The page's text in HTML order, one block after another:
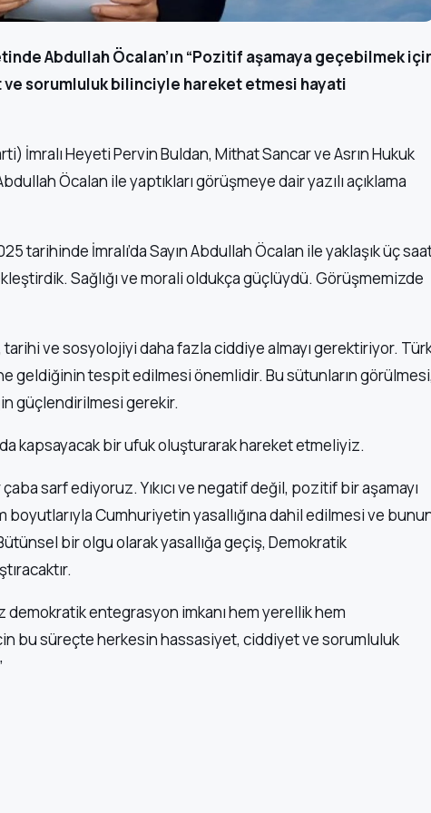
Abdullah Öcalan’ın “Pozitif aşamaya geçebilmek
sorumluluk bilinciyle hareket etmesi hayati
İmralı Heyeti Pervin Buldan, Mithat Sancar ve Asrın Hukuk
Öcalan ile yaptıkları görüşmeye dair yazılı açıklama
tarihinde İmralı’da Sayın Abdullah Öcalan ile yaklaşık üç
Sağlığı ve morali oldukça güçlüydü. Görüşmemizde
ve sosyolojiyi daha fazla ciddiye almayı gerektiriyor.
geldiğinin tespit edilmesi önemlidir. Bu sütunların görülmesi,
güçlendirilmesi gerekir.
kapsayacak bir ufuk oluşturarak hareket etmeliyiz.
sarf ediyoruz. Yıkıcı ve negatif değil, pozitif bir aşamayı
Cumhuriyetin yasallığına dahil edilmesi ve
bir olgu olarak yasallığa geçiş, Demokratik
entegrasyon imkanı hem yerellik hem
bu süreçte herkesin hassasiyet, ciddiyet ve sorumluluk